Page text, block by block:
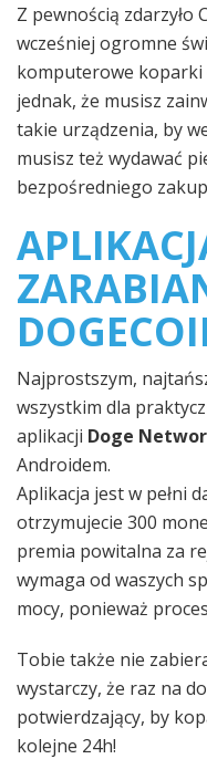
Z pewnością zdarzyło
wcześniej ogromne
komputerowe
jednak, że musisz
takie urządzenia, by
musisz też wydawać
bezpośredniego
Najprostszym,
wszystkim dla
aplikacji Doge
Androidem.
Aplikacja jest w pełni
otrzymujecie 300
premia powitalna za
wymaga od waszych
mocy, ponieważ
Tobie także nie
wystarczy, że raz na
potwierdzający, by
kolejne 24h!